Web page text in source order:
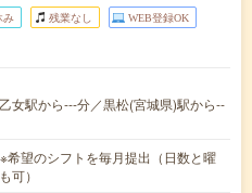
み 残業なし WEB登録OK
女駅から---分／黒松(宮城県)駅から--
望のシフトを毎月提出（日数と曜
可）